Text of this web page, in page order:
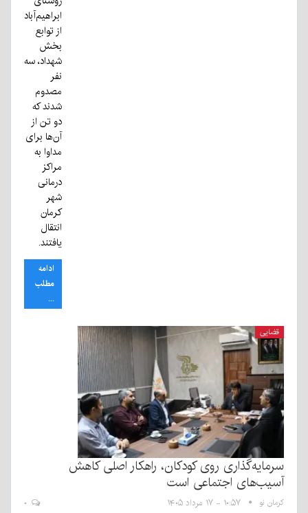
ابراهیم‌آباد
از توابع
بخش
شهداد، سه
نفر
مصدوم
شدند که
دو تن از
آن‌ها برای
مداوا به
مراکز
درمانی
شهر
کرمان
انتقال
یافتند.
ادامه
مطلب
...
قضایی
سرمایه‌گذاری روی کودکان، راهکار اصلی کاهش
آسیب‌های اجتماعی است
کرمان نو ۱۰:۵۷ - ۱۷ مرداد ۱۴۰۵